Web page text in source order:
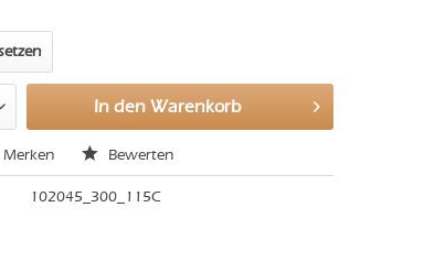
In den Warenkorb
Merken Bewerten
102045_300_115C